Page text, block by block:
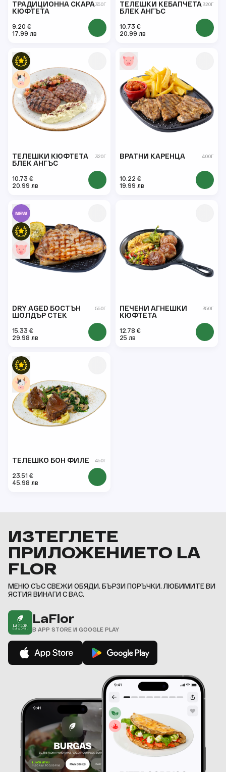
ТРАДИЦИОННА СКАРА
КЮФТЕТА
350Г
9.20 €
17.99 лв
ТЕЛЕШКИ КЕБАПЧЕТА
БЛЕК АНГЪС
320Г
10.73 €
20.99 лв
ТЕЛЕШКИ КЮФТЕТА
БЛЕК АНГЪС
320Г
10.73 €
20.99 лв
ВРАТНИ КАРЕНЦА 400Г
10.22 €
19.99 лв
DRY AGED БОСТЪН
ШОЛДЪР СТЕК
550Г
15.33 €
29.98 лв
ПЕЧЕНИ АГНЕШКИ
КЮФТЕТА
350Г
12.78 €
25 лв
ТЕЛЕШКО БОН ФИЛЕ 450Г
23.51 €
45.98 лв
ИЗТЕГЛЕТЕ
ПРИЛОЖЕНИЕТО LA
FLOR
МЕНЮ СЪС СВЕЖИ ОБЯДИ. БЪРЗИ ПОРЪЧКИ. ЛЮБИМИТЕ ВИ
ЯСТИЯ ВИНАГИ С ВАС.
LaFlor
В APP STORE И GOOGLE PLAY